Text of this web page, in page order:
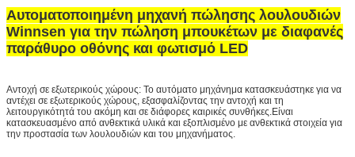
Αυτοματοποιημένη μηχανή πώλησης λουλουδιών
Winnsen για την πώληση μπουκέτων με διαφανές
παράθυρο οθόνης και φωτισμό LED
Αντοχή σε εξωτερικούς χώρους: Το αυτόματο μηχάνημα κατασκευάστηκε για να
αντέχει σε εξωτερικούς χώρους, εξασφαλίζοντας την αντοχή και τη
λειτουργικότητά του ακόμη και σε διάφορες καιρικές συνθήκες.Είναι
κατασκευασμένο από ανθεκτικά υλικά και εξοπλισμένο με ανθεκτικά στοιχεία για
την προστασία των λουλουδιών και του μηχανήματος.